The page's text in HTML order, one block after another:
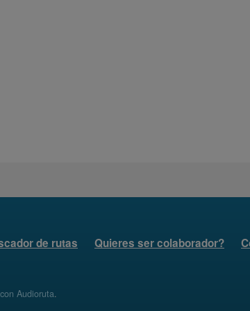
de rutas Quieres ser colaborador?
Audioruta.